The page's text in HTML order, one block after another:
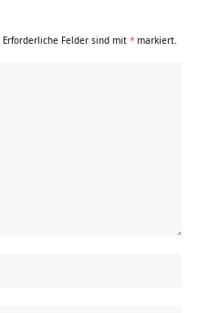
Erforderliche Felder sind mit * markiert.